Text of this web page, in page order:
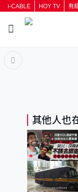
i-CABLE HOY TV 有
其他人也